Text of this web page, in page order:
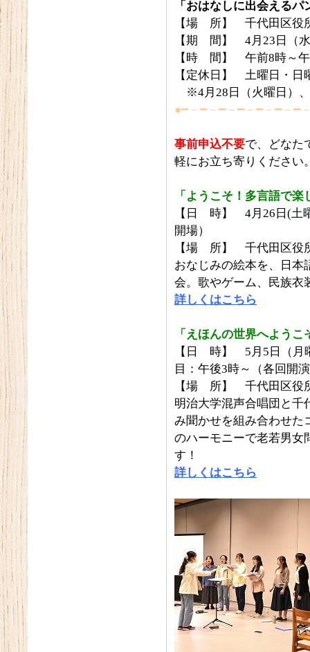
「おはなしに出会えるパ
【場 所】 千代田区役
【期 間】 4月23日（
【時 間】 午前8時～
【定休日】 土曜日・日
※4月28日（火曜日）
●━－━－━－━－━－━－━
事前申込不要で、どなた
軽にお立ち寄りください
「ようこそ！多言語で
【日 時】 4月26日(土
開場）
【場 所】 千代田区役
おなじみの絵本を、日本
会。歌やゲーム、民族衣
詳しくはこちら
「えほんの世界へよう
【日 時】 5月5日（月
目：午後3時～（各回開
【場 所】 千代田区役
明治大学混声合唱団と千
み聞かせを組み合わせた
のハーモニーで老若男女
す！
詳しくはこちら